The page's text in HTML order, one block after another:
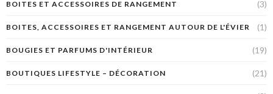
BOITES ET ACCESSOIRES DE RANGEMENT (3)
BOITES, ACCESSOIRES ET RANGEMENT AUTOUR DE L'ÉVIER (1)
BOUGIES ET PARFUMS D'INTÉRIEUR (19)
BOUTIQUES LIFESTYLE – DÉCORATION (21)